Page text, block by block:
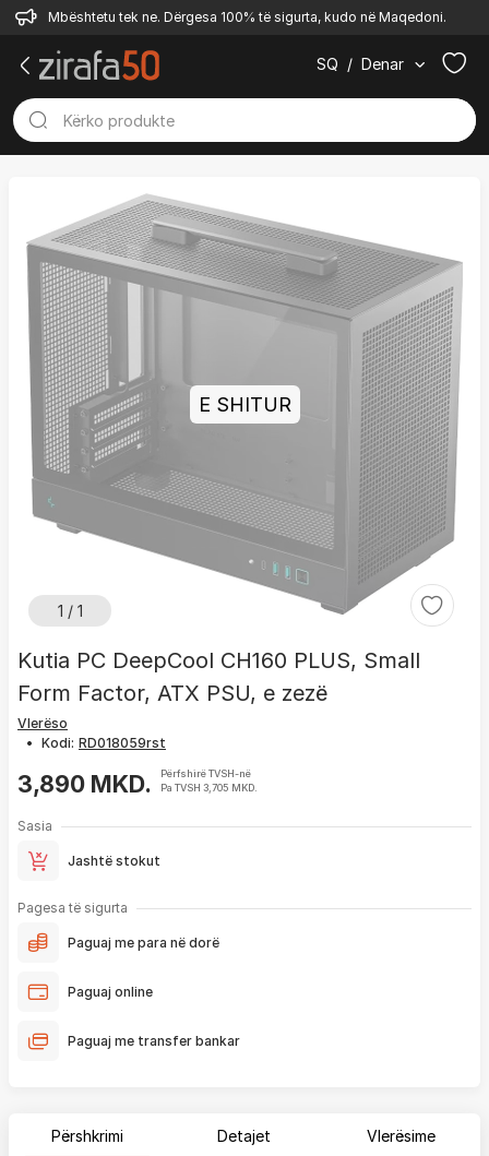
Mbështetu tek ne. Dërgesa 100% të sigurta, kudo në Maqedoni.
SQ / Denar
1 / 1
E SHITUR
Kutia PC DeepCool CH160 PLUS, Small
Form Factor, ATX PSU, e zezë
Vlerëso
• Kodi:
3,890 MKD.
Përfshirë TVSH-në
Pa TVSH 3,705 MKD.
Sasia
Jashtë stokut
Pagesa të sigurta
Paguaj me para në dorë
Paguaj online
Paguaj me transfer bankar
Përshkrimi Detajet Vlerësime